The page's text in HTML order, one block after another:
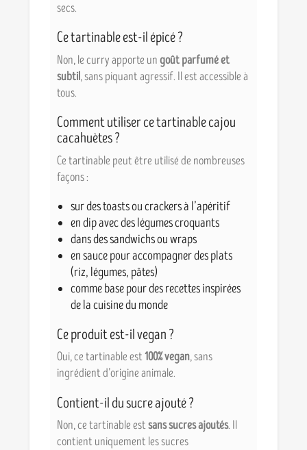
secs.
Ce tartinable est-il épicé ?
Non, le curry apporte ungoût parfumé et
subtil, sans piquant agressif. Il est accessible à
tous.
Comment utiliser ce tartinable cajou
cacahuètes ?
Ce tartinable peut être utilisé de nombreuses
façons :
sur des toasts ou crackers à l’apéritif
en dip avec des légumes croquants
dans des sandwichs ou wraps
en sauce pour accompagner des plats
(riz, légumes, pâtes)
comme base pour des recettes inspirées
de la cuisine du monde
Ce produit est-il vegan ?
Oui, ce tartinable est100% vegan, sans
ingrédient d’origine animale.
Contient-il du sucre ajouté ?
Non, ce tartinable estsans sucres ajoutés. Il
contient uniquement les sucres